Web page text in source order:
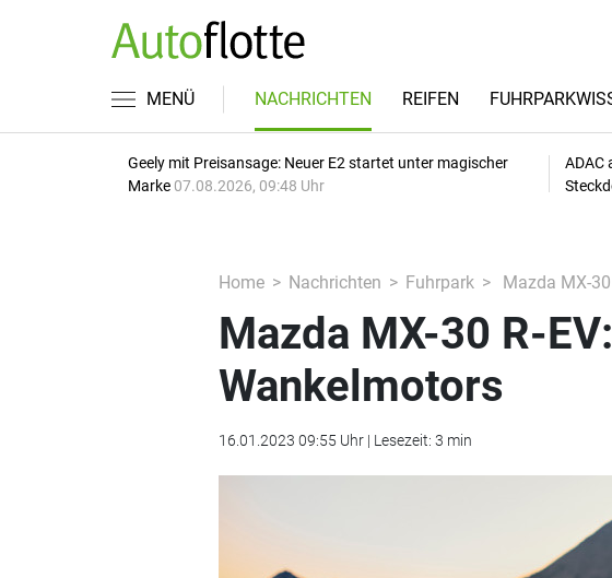
MENÜ NACHRICHTEN REIFEN
Geely mit Preisansage: Neuer E2 startet unter magischer
Marke 07.08.2026, 09:48 Uhr
ADAC
Home Nachrichten Fuhrpark Mazda MX-
Mazda MX-30 R-
Wankelmotors
16.01.2023 09:55 Uhr | Lesezeit: 3 min